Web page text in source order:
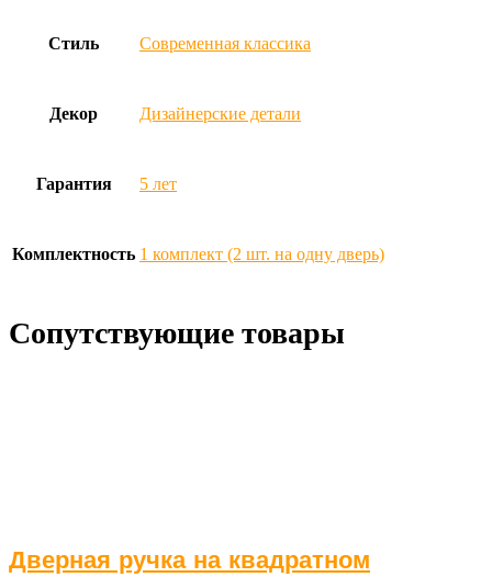
Стиль Современная классика
Декор Дизайнерские детали
Гарантия 5 лет
Комплектность 1 комплект (2 шт. на одну дверь)
Сопутствующие товары
Дверная ручка на квадратном